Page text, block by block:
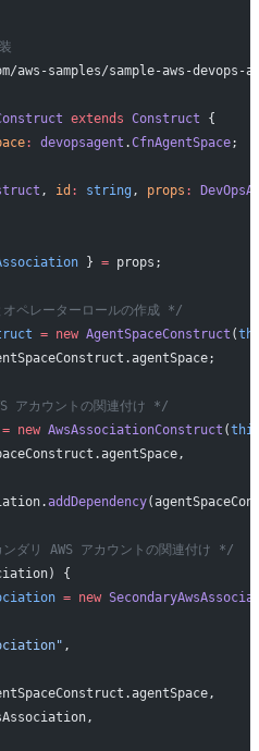
samples/sample-aws-
extends Construct {
: devopsagent .CfnAgentSpace;
, id : string , props :
} = props;
ペレーターロールの作成 */
= new AgentSpaceConstruct (
カウントの関連付け */
new AwsAssociationConstruct (
addDependency
ダリ AWS アカウントの関連付け */
{
= new
,